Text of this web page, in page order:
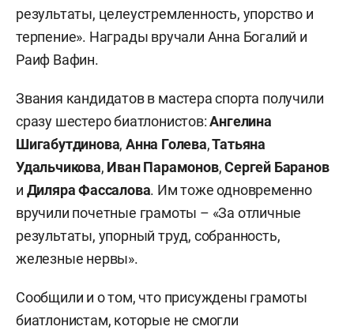
результаты, целеустремленность, упорство и
терпение». Награды вручали Анна Богалий и
Раиф Вафин.
Звания кандидатов в мастера спорта получили
сразу шестеро биатлонистов:Ангелина
Шигабутдинова, Анна Голева,Татьяна
Удальчикова, Иван Парамонов,Сергей Баранов
и Диляра Фассалова. Им тоже одновременно
вручили почетные грамоты – «За отличные
результаты, упорный труд, собранность,
железные нервы».
Сообщили и о том, что присуждены грамоты
биатлонистам, которые не смогли